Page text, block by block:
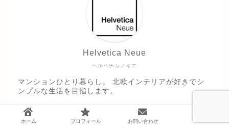
ヘルベチカノイエ
Helvetica Neue
マンションひとり暮らし。 北欧インテリアが好きでシ
ンプルな生活を目指します。
＼ Follow me ／
ホーム プロフィール お問い合わせ